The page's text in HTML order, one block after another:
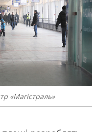
«Магістраль»